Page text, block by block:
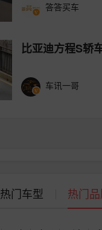
答答买车
比亚迪方程S轿
车讯一哥
热门车型 热门